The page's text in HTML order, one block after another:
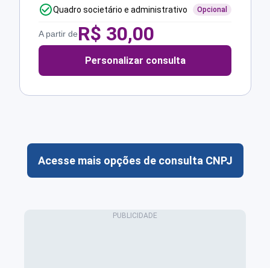
Quadro societário e administrativo Opcional
A partir deR$ 30,00
Personalizar consulta
Acesse mais opções de consulta CNPJ